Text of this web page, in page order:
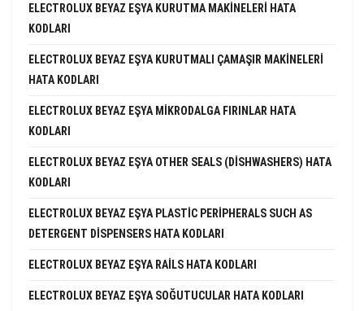
ELECTROLUX BEYAZ EŞYA KURUTMA MAKINELERI HATA
KODLARI
ELECTROLUX BEYAZ EŞYA KURUTMALI ÇAMAŞIR MAKINELERI
HATA KODLARI
ELECTROLUX BEYAZ EŞYA MIKRODALGA FIRINLAR HATA
KODLARI
ELECTROLUX BEYAZ EŞYA OTHER SEALS (DISHWASHERS) HATA
KODLARI
ELECTROLUX BEYAZ EŞYA PLASTIC PERIPHERALS SUCH AS
DETERGENT DISPENSERS HATA KODLARI
ELECTROLUX BEYAZ EŞYA RAILS HATA KODLARI
ELECTROLUX BEYAZ EŞYA SOĞUTUCULAR HATA KODLARI